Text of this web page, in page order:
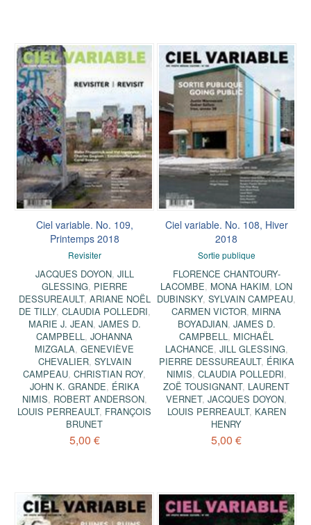
Ciel variable. No. 109,
Printemps 2018
Revisiter
JACQUES DOYON, JILL
GLESSING, PIERRE
DESSUREAULT, ARIANE NOËL
DE TILLY, CLAUDIA POLLEDRI,
MARIE J. JEAN, JAMES D.
CAMPBELL,JOHANNA
MIZGALA,GENEVIÈVE
CHEVALIER, SYLVAIN
CAMPEAU,CHRISTIAN ROY,
JOHN K. GRANDE, ÉRIKA
NIMIS, ROBERT ANDERSON,
LOUIS PERREAULT, FRANÇOIS
BRUNET
5,00 €
Ciel variable. No. 108, Hiver
2018
Sortie publique
FLORENCE CHANTOURY-
LACOMBE, MONA HAKIM, LON
DUBINSKY,SYLVAIN CAMPEAU,
CARMEN VICTOR, MIRNA
BOYADJIAN, JAMES D.
CAMPBELL, MICHAËL
LACHANCE, JILL GLESSING,
PIERRE DESSUREAULT, ÉRIKA
NIMIS, CLAUDIA POLLEDRI,
ZOË TOUSIGNANT, LAURENT
VERNET,JACQUES DOYON,
LOUIS PERREAULT, KAREN
HENRY
5,00 €